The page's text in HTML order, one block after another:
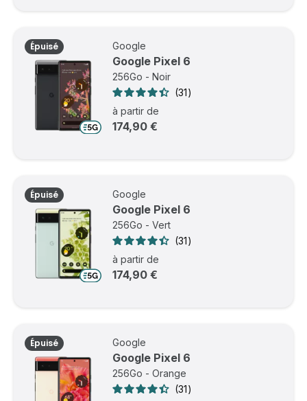
Épuisé Google
Google Pixel 6
256Go - Noir
31
à partir de
174,90 €
Épuisé Google
Google Pixel 6
256Go - Vert
31
à partir de
174,90 €
Épuisé Google
Google Pixel 6
256Go - Orange
31